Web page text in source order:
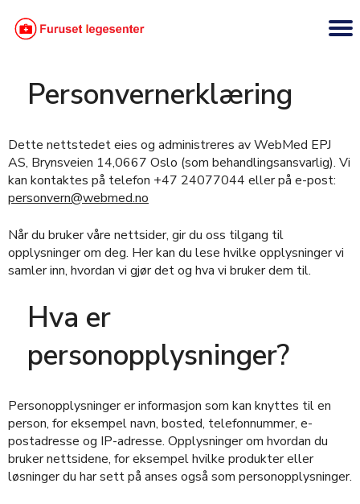
Personvernerklæring
Dette nettstedet eies og administreres av WebMed EPJ
AS, Brynsveien 14,0667 Oslo (som behandlingsansvarlig). Vi
kan kontaktes på telefon +47 24077044 eller på e-post:
personvern@webmed.no
Når du bruker våre nettsider, gir du oss tilgang til
opplysninger om deg. Her kan du lese hvilke opplysninger vi
samler inn, hvordan vi gjør det og hva vi bruker dem til.
Hva er
personopplysninger?
Personopplysninger er informasjon som kan knyttes til en
person, for eksempel navn, bosted, telefonnummer, e-
postadresse og IP-adresse. Opplysninger om hvordan du
bruker nettsidene, for eksempel hvilke produkter eller
løsninger du har sett på anses også som personopplysninger.